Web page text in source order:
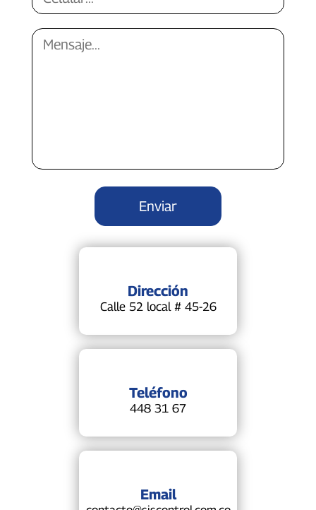
Dirección
Calle 52 local # 45-26
Teléfono
448 31 67
Email